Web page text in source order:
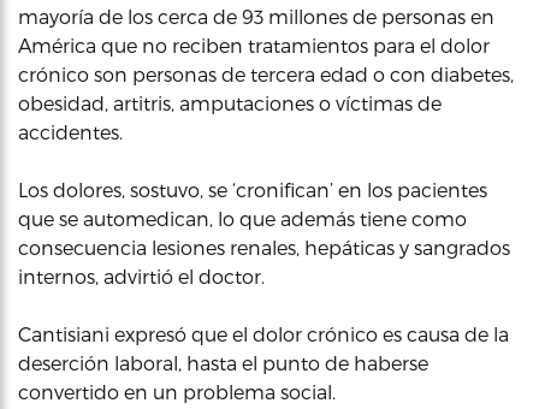
mayoría de los cerca de 93 millones de personas en
América que no reciben tratamientos para el dolor
crónico son personas de tercera edad o con diabetes,
obesidad, artitris, amputaciones o víctimas de
accidentes.
Los dolores, sostuvo, se ‘cronifican’ en los pacientes
que se automedican, lo que además tiene como
consecuencia lesiones renales, hepáticas y sangrados
internos, advirtió el doctor.
Cantisiani expresó que el dolor crónico es causa de la
deserción laboral, hasta el punto de haberse
convertido en un problema social.